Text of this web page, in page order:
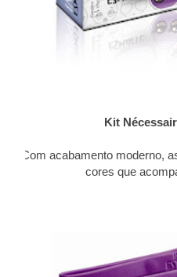
Kit
Com acabamento moderno,
cores que